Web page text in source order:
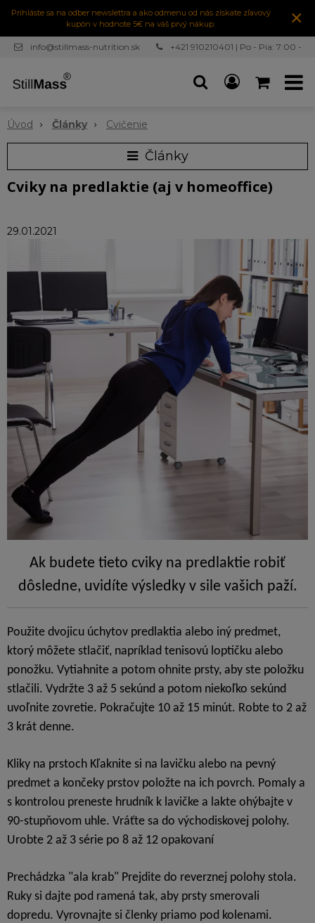
Prihláste sa na odber newslettra a ako odmenu od nás získate zľavový
kupón v hodnote 5€ na váš prvý nákup.
×
info@stillmass-nutrition.sk
+421 910210401 | Po - Pia: 7:00 -
Úvod Články Cvičenie
Články
Cviky na predlaktie (aj v homeoffice)
29.01.2021
Ak budete tieto cviky na predlaktie robiť
dôsledne, uvidíte výsledky v sile vašich paží.
Použite dvojicu úchytov predlaktia alebo iný predmet,
ktorý môžete stlačiť, napríklad tenisovú loptičku alebo
ponožku. Vytiahnite a potom ohnite prsty, aby ste položku
stlačili. Vydržte 3 až 5 sekúnd a potom niekoľko sekúnd
uvoľnite zovretie. Pokračujte 10 až 15 minút. Robte to 2 až
3 krát denne.
Kliky na prstoch Kľaknite si na lavičku alebo na pevný
predmet a končeky prstov položte na ich povrch. Pomaly a
s kontrolou preneste hrudník k lavičke a lakte ohýbajte v
90-stupňovom uhle. Vráťte sa do východiskovej polohy.
Urobte 2 až 3 série po 8 až 12 opakovaní
Prechádzka "ala krab" Prejdite do reverznej polohy stola.
Ruky si dajte pod ramená tak, aby prsty smerovali
dopredu. Vyrovnajte si členky priamo pod kolenami.